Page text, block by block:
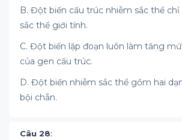
B. Đột biến cấu trúc nhiễm sắc thể chỉ
sắc thể giới tính.
C. Đột biến lặp đoạn luôn làm tăng
của gen cấu trúc.
D. Đột biến nhiễm sắc thể gồm hai
bội chẵn.
Câu 28: